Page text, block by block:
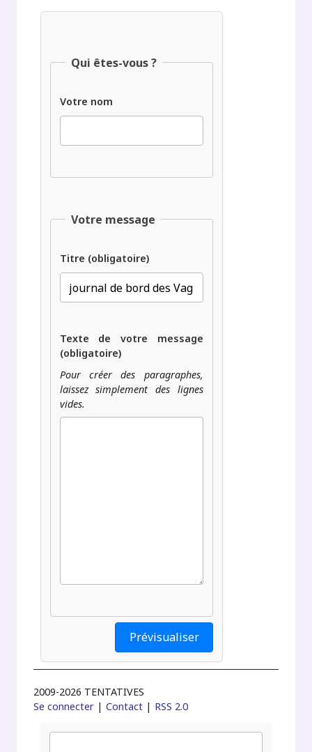
Qui êtes-vous ?
Votre nom
Votre message
Titre (obligatoire)
Texte de votre message
(obligatoire)
Pour créer des paragraphes,
laissez simplement des lignes
vides.
2009-2026 TENTATIVES
Se connecter |Contact | RSS 2.0